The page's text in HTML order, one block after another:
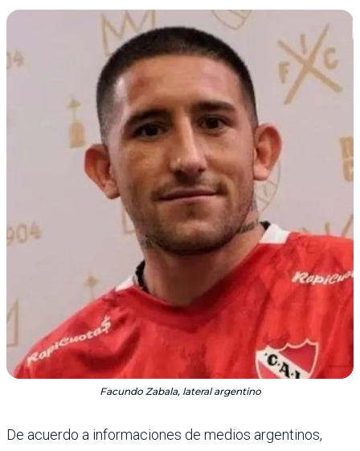
Facundo Zabala, lateral argentino
De acuerdo a informacio­nes de medios argentinos,